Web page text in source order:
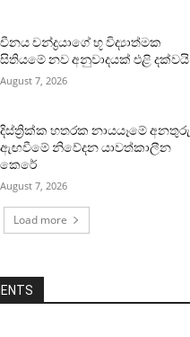
චීනය චන්ද්‍රයාගේ භූ විද්‍යාත්මක
සිතියමේ නව අනුවාදයක් එළි දක්වයි
August 7, 2026
දිස්ත්‍රික්ක හතරක නායයෑමේ අනතුරු
ඇඟවීමේ නිවේදන යාවත්කාලීන
කෙරේ
August 7, 2026
Load more